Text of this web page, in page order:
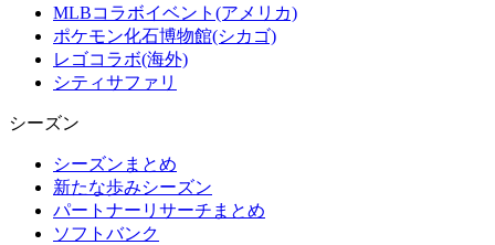
MLBコラボイベント(アメリカ)
ポケモン化石博物館(シカゴ)
レゴコラボ(海外)
シティサファリ
シーズン
シーズンまとめ
新たな歩みシーズン
パートナーリサーチまとめ
ソフトバンク